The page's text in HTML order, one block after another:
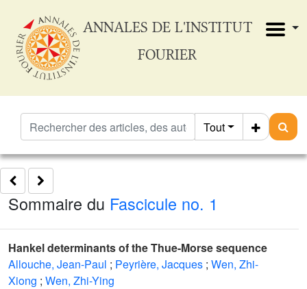
ANNALES DE L'INSTITUT
FOURIER
Tout
Sommaire du Fascicule no. 1
Hankel determinants of the Thue-Morse sequence
Allouche, Jean-Paul ; Peyrière, Jacques ; Wen, Zhi-
Xiong ; Wen, Zhi-Ying